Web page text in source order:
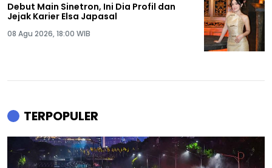
Debut Main Sinetron, Ini Dia Profil dan
Jejak Karier Elsa Japasal
08 Agu 2026, 18:00 WIB
TERPOPULER